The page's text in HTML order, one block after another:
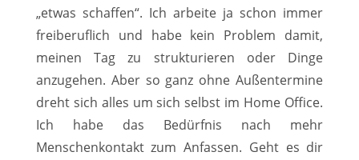
„etwas schaffen“. Ich arbeite ja schon immer
freiberuflich und habe kein Problem damit,
meinen Tag zu strukturieren oder Dinge
anzugehen. Aber so ganz ohne Außentermine
dreht sich alles um sich selbst im Home Office.
Ich habe das Bedürfnis nach mehr
Menschenkontakt zum Anfassen. Geht es dir